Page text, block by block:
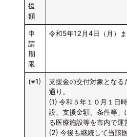
援
額
申
請
期
限
令和5年12月4日（月）
(※1)
支援金の交付対象となる
通り。
(1) 令和５年１０月１日
設、支援金額、条件等」
る医療施設等を市内で運
(2) 今後も継続して当該